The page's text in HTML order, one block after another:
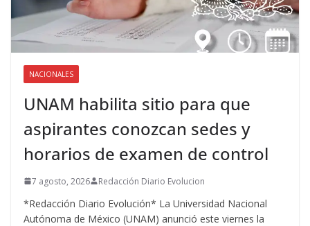
NACIONALES
UNAM habilita sitio para que
aspirantes conozcan sedes y
horarios de examen de control
7 agosto, 2026 Redacción Diario Evolucion
*Redacción Diario Evolución* La Universidad Nacional
Autónoma de México (UNAM) anunció este viernes la